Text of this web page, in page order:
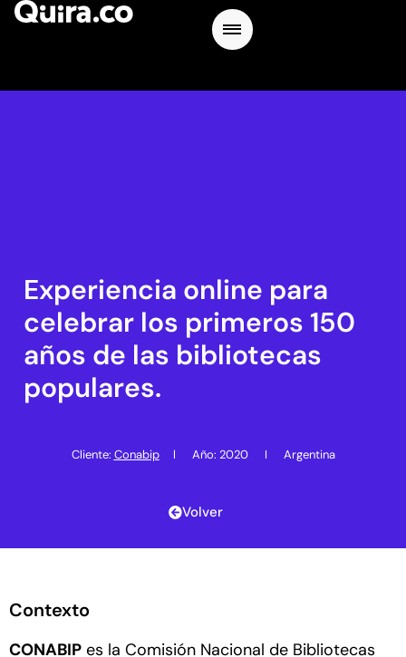
Experiencia online para
celebrar los primeros 150
años de las bibliotecas
populares.
Cliente: Conabipl Año: 2020 I Argentina
Volver
Contexto
CONABIP es la Comisión Nacional de Bibliotecas